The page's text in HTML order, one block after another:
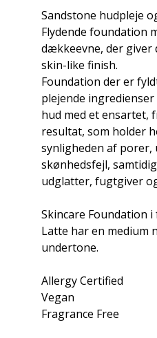
Sandstone hudpleje
Flydende foundation
dækkeevne, der giver
skin-like finish.
Foundation der er
plejende
hud med et ensartet,
resultat, som holder
synligheden af porer,
skønhedsfejl,
udglatter, fugtgiver
Skincare Foundation
Latte har en medium
undertone.
Allergy Certified
Vegan
Fragrance Free